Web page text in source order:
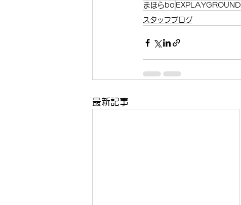
まほらbo EXPLAYGROUND
スタッフブログ
最新記事